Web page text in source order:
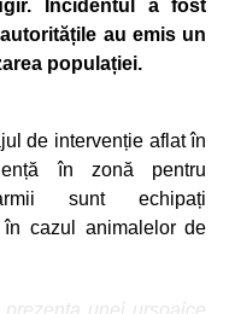
Incidentul a fost
au emis un
populației.
de intervenție aflat în
în zonă pentru
sunt echipați
în cazul animalelor de
prezența unei ursoaice